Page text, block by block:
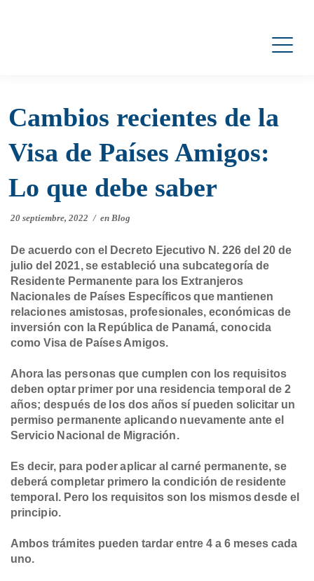
Cambios recientes de la
Visa de Países Amigos:
Lo que debe saber
20 septiembre, 2022 / en Blog
De acuerdo con el Decreto Ejecutivo N. 226 del 20 de
julio del 2021, se estableció una subcategoría de
Residente Permanente para los Extranjeros
Nacionales de Países Específicos que mantienen
relaciones amistosas, profesionales, económicas de
inversión con la República de Panamá, conocida
como Visa de Países Amigos.
Ahora las personas que cumplen con los requisitos
deben optar primer por una residencia temporal de 2
años;después de los dos años sí pueden solicitar un
permiso permanente aplicando nuevamente ante el
Servicio Nacional de Migración.
Es decir, para poder aplicar al carné permanente, se
deberá completar primero la condición de residente
temporal. Pero los requisitos son los mismos desde el
principio.
Ambos trámites pueden tardar entre 4 a 6 meses cada
uno.